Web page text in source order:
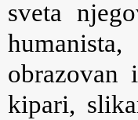
sveta
obrazovan
kipari,